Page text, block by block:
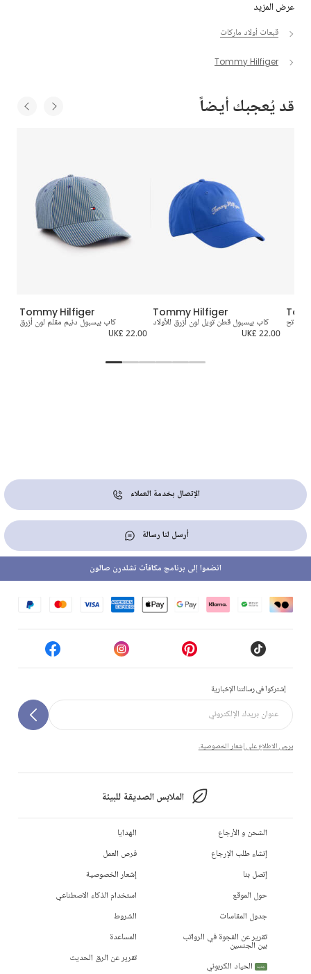
عرض المزيد
قبعات أولاد ماركات
Tommy Hilfiger
قد يُعجبك أيضاً
Tommy Hilfiger
كاب بيسبول دنيم مقلم لون أزرق
UK£ 22.00
Tommy Hilfiger
كاب بيسبول قطن تويل لون أزرق للأولاد
UK£ 22.00
فاتح
الإتصال بخدمة العملاء
أرسل لنا رسالة
إشتركوا في رسالتنا الإخبارية
يرجى الاطلاع على إشعار الخصوصية.
الملابس الصديقة للبيئة
انضموا إلى برنامج مكافآت تشلدرن صالون
الشحن و الأرجاع
إنشاء طلب الإرجاع
إتصل بنا
حول الموقع
جدول المقاسات
تقرير عن الفجوة في الرواتب
بين الجنسين
جديد الحياد الكربوني
الهدايا
فرص العمل
إشعار الخصوصية
استخدام الذكاء الاصطناعي
الشروط
المساعدة
تقرير عن الرق الحديث